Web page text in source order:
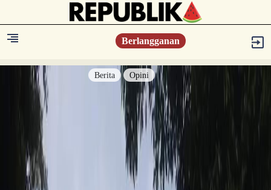
Berlangganan
Berita Opini
Berita
Islam Digest
Hikmah